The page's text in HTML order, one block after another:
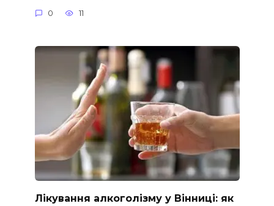
0 11
Лікування алкоголізму у Вінниці: як